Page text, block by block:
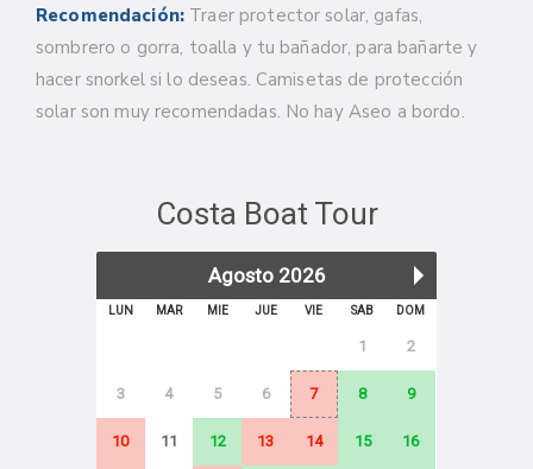
Recomendación:Traer protector solar, gafas,
sombrero o gorra, toalla y tu bañador, para bañarte y
hacer snorkel si lo deseas. Camisetas de protección
solar son muy recomendadas. No hay Aseo a bordo.